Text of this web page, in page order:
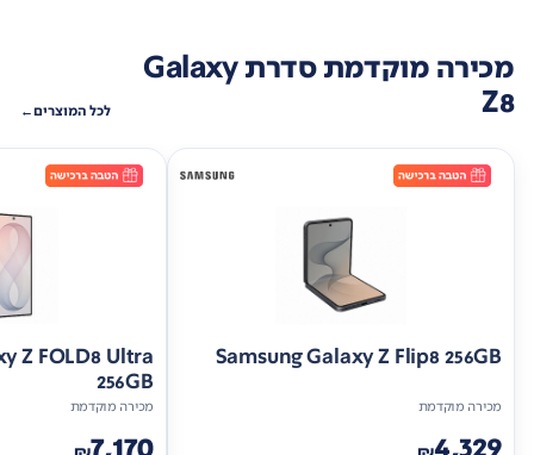
מכירה מוקדמת סדרת Galaxy
Z8 לכל המוצרים
Samsung Galaxy Z Flip8 256GB
מכירה מוקדמת
Z FOLD8 Ultra
256GB
מכירה מוקדמת